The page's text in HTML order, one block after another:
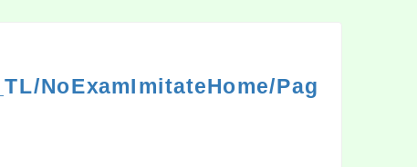
NoExamImitateHome/Pag